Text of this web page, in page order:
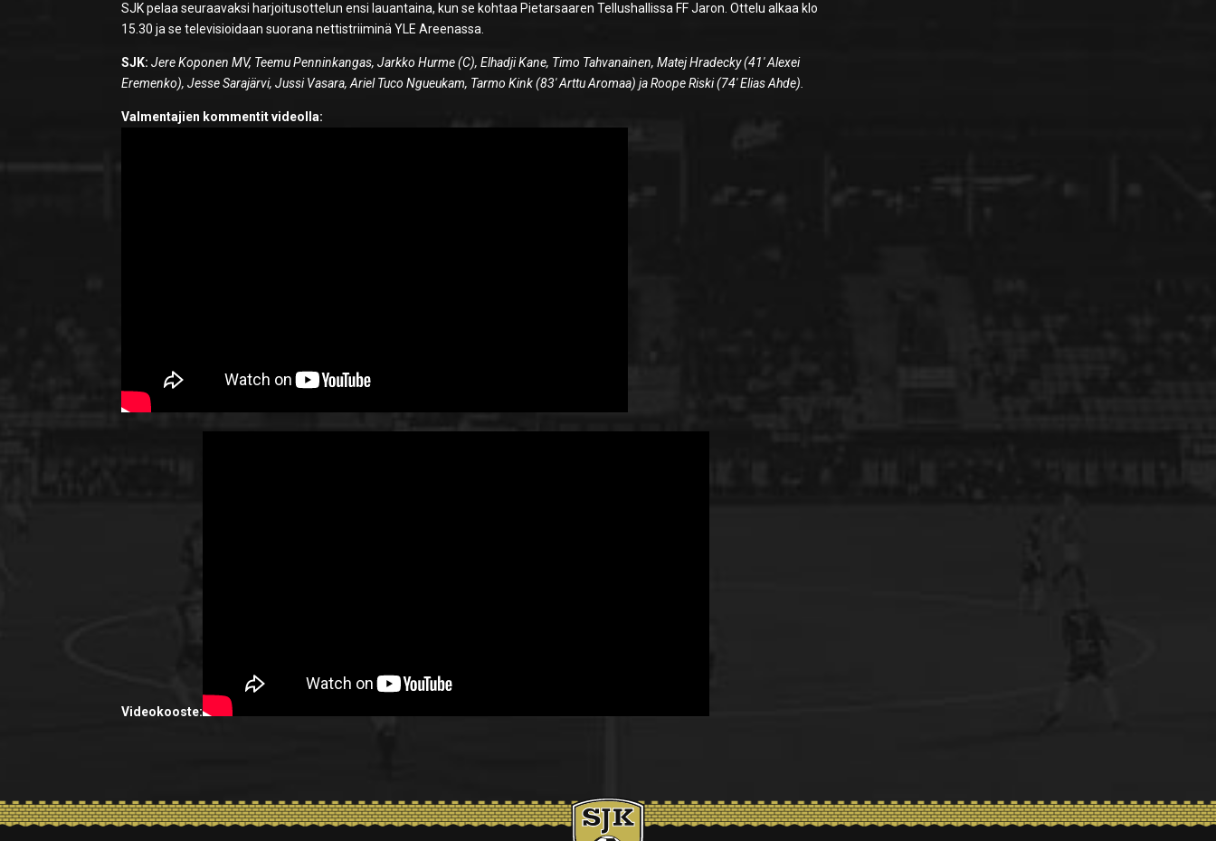
SJK pelaa seuraavaksi harjoitusottelun ensi lauantaina, kun se kohtaa Pietarsaaren Tellushallissa FF Jaron. Ottelu alkaa klo
15.30 ja se televisioidaan suorana nettistriiminä YLE Areenassa.
SJK:Jere Koponen MV, Teemu Penninkangas, Jarkko Hurme (C), Elhadji Kane, Timo Tahvanainen, Matej Hradecky (41′ Alexei
Eremenko), Jesse Sarajärvi, Jussi Vasara, Ariel Tuco Ngueukam, Tarmo Kink (83′ Arttu Aromaa) ja Roope Riski (74′ Elias Ahde).
Valmentajien kommentit videolla:
Videokooste: